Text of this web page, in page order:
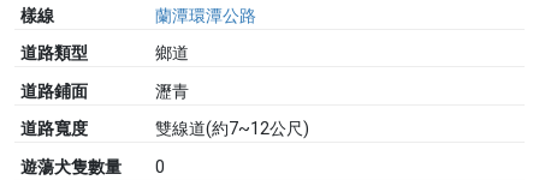
樣線
蘭潭環潭公路
道路類型
鄉道
道路鋪面
瀝青
道路寬度
雙線道(約7~12公尺)
遊蕩犬隻數量
0